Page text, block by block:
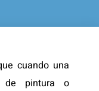
cuando una
de pintura o